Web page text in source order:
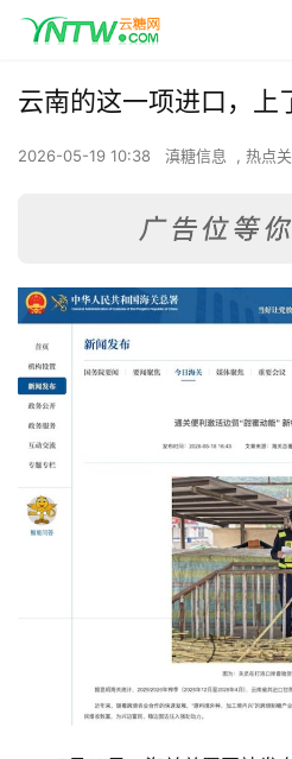
云南的这一项进口，上
2026-05-19 10:38 滇糖信息 , 热点